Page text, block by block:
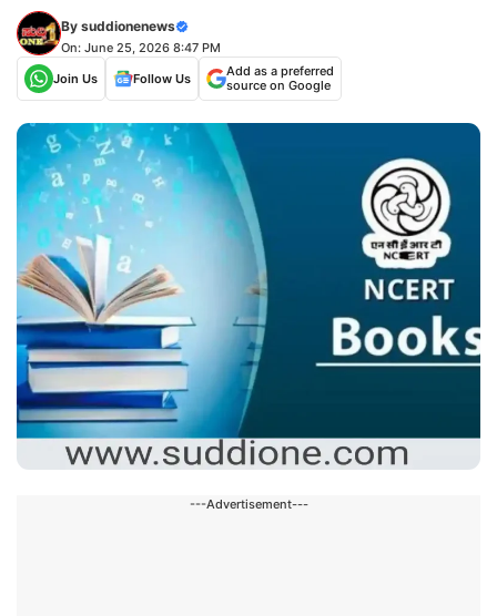
By suddionenews
On: June 25, 2026 8:47 PM
Join Us
Follow Us
Add as a preferred
source on Google
---Advertisement---